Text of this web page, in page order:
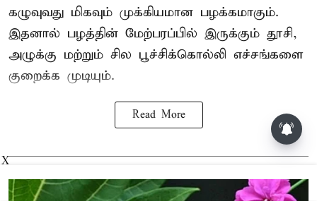
கழுவுவது மிகவும் முக்கியமான பழக்கமாகும்.
இதனால் பழத்தின் மேற்பரப்பில் இருக்கும் தூசி,
அழுக்கு மற்றும் சில பூச்சிக்கொல்லி எச்சங்களை
குறைக்க முடியும்.
Read More
X